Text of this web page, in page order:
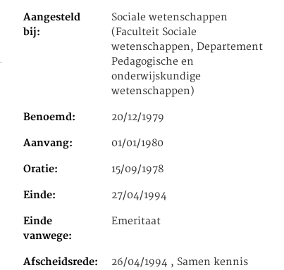
Aangesteld
bij
Sociale wetenschappen
(Faculteit Sociale
wetenschappen, Departement
Pedagogische en
onderwijskundige
wetenschappen)
Benoemd 20/12/1979
Aanvang 01/01/1980
Oratie 15/09/1978
Einde 27/04/1994
Einde
vanwege
Emeritaat
Afscheidsrede
26/04/1994 , Samen kennis